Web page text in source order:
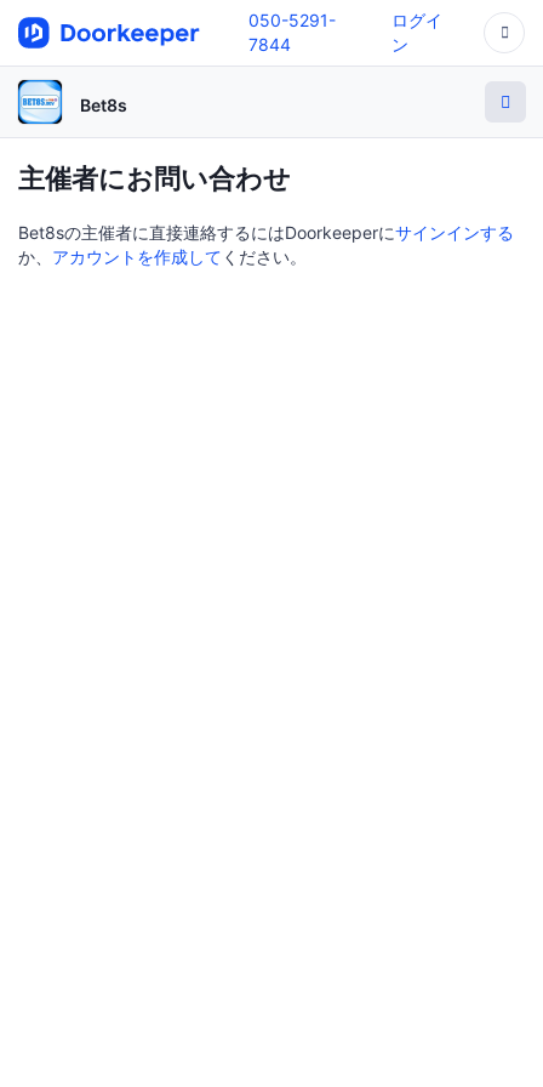
050-5291-
7844
ログイ
ン
Bet8s
主催者にお問い合わせ
Bet8sの主催者に直接連絡するにはDoorkeeperにサインインする
か、 アカウントを作成して ください。